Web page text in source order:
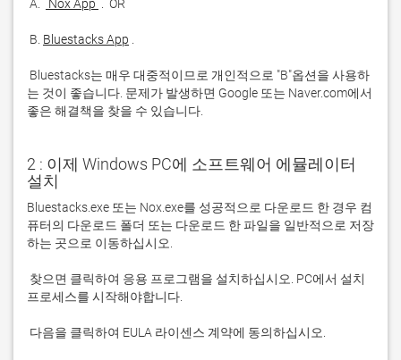
A. Nox App
B. Bluestacks App
는 것이 좋습니다. 문제가 발생하면 Google 또는 Naver.com에서
좋은 해결책을 찾을 수 있습니다.
2 : 이제 Windows PC에 소프트웨어 에뮬레이터
설치
Bluestacks.exe 또는 Nox.exe를 성공적으로 다운로드 한 경우 컴
퓨터의 다운로드 폴더 또는 다운로드 한 파일을 일반적으로 저장